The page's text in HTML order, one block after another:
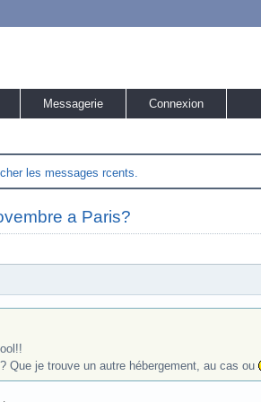
Messagerie Connexion
les messages rcents.
a Paris?
Que je trouve un autre hébergement, au cas ou